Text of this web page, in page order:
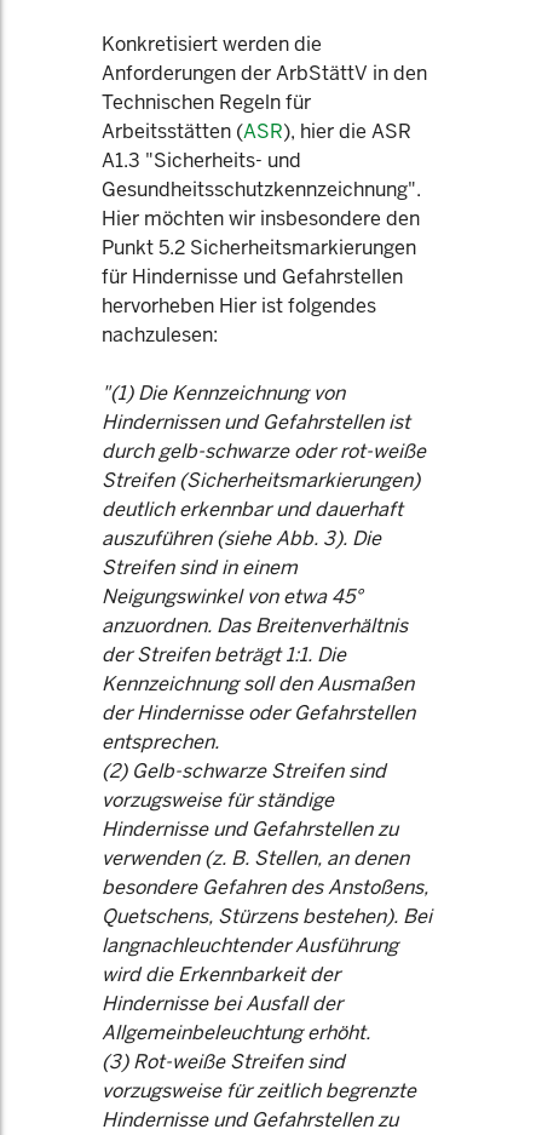
Konkretisiert werden die
Anforderungen der ArbStättV in den
Technischen Regeln für
Arbeitsstätten (ASR), hier die ASR
A1.3 "Sicherheits- und
Gesundheitsschutzkennzeichnung".
Hier möchten wir insbesondere den
Punkt 5.2 Sicherheitsmarkierungen
für Hindernisse und Gefahrstellen
hervorheben Hier ist folgendes
nachzulesen:
"(1) Die Kennzeichnung von
Hindernissen und Gefahrstellen ist
durch gelb-schwarze oder rot-weiße
Streifen (Sicherheitsmarkierungen)
deutlich erkennbar und dauerhaft
auszuführen (siehe Abb. 3). Die
Streifen sind in einem
Neigungswinkel von etwa 45°
anzuordnen. Das Breitenverhältnis
der Streifen beträgt 1:1. Die
Kennzeichnung soll den Ausmaßen
der Hindernisse oder Gefahrstellen
entsprechen.
(2) Gelb-schwarze Streifen sind
vorzugsweise für ständige
Hindernisse und Gefahrstellen zu
verwenden (z. B. Stellen, an denen
besondere Gefahren des Anstoßens,
Quetschens, Stürzens bestehen). Bei
langnachleuchtender Ausführung
wird die Erkennbarkeit der
Hindernisse bei Ausfall der
Allgemeinbeleuchtung erhöht.
(3) Rot-weiße Streifen sind
vorzugsweise für zeitlich begrenzte
Hindernisse und Gefahrstellen zu